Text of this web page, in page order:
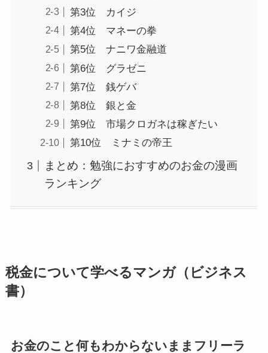
第3位 カイジ
第4位 マネーの拳
第5位 ナニワ金融道
第6位 グラゼニ
第7位 銭ゲバ
第8位 銀と金
第9位 市場クロガネは稼ぎたい
第10位 ミナミの帝王
まとめ：勉強におすすめのお金の漫画
ランキング
税金について学べるマンガ（ビジネス
書）
お金のこと何もわからないままフリーラ